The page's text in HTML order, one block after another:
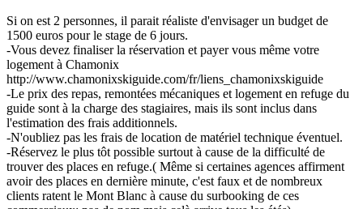
Si on est 2 personnes, il parait réaliste d'envisager un budget de
1500 euros pour le stage de 6 jours.
-Vous devez finaliser la réservation et payer vous même votre
logement à Chamonix
http://www.chamonixskiguide.com/fr/liens_chamonixskiguide
-Le prix des repas, remontées mécaniques et logement en refuge du
guide sont à la charge des stagiaires, mais ils sont inclus dans
l'estimation des frais additionnels.
-N'oubliez pas les frais de location de matériel technique éventuel.
-Réservez le plus tôt possible surtout à cause de la difficulté de
trouver des places en refuge.( Même si certaines agences affirment
avoir des places en dernière minute, c'est faux et de nombreux
clients ratent le Mont Blanc à cause du surbooking de ces